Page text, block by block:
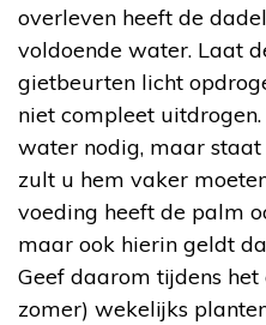
overleven heeft de
voldoende water. Laat
gietbeurten licht
niet compleet
water nodig, maar
zult u hem vaker
voeding heeft de palm
maar ook hierin geldt
Geef daarom tijdens het
zomer) wekelijks